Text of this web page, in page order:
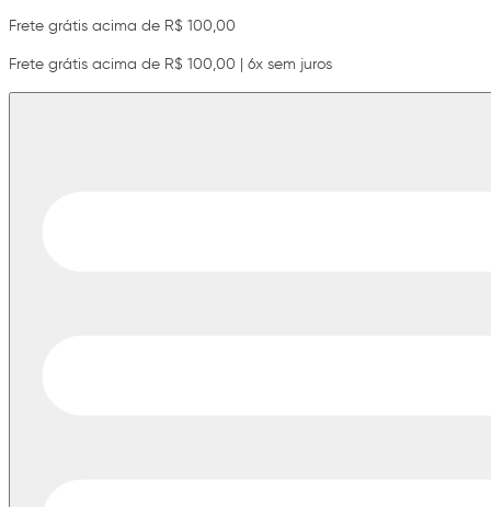
Frete grátis acima de R$ 100,00
Frete grátis acima de R$ 100,00 | 6x sem juros